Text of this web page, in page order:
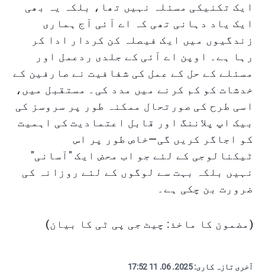
ایک تکنیکی مسئلہ نہیں تھا، بلکہ یہ بھی
ایک یاد دہانی تھی کہ اے آئی آج ہماری
زندگیوں میں ایک فیصلہ کن کردار ادا کر
رہا ہے۔ اوپن اے آئی کے جلدی ردعمل اور
مسئلے کے حل کے عمل کی شفافیت نے صارفین کے
خدشات کو کم کرنے میں مدد کی۔ مستقبل میں،
اسی طرح کی صورتحال ممکنہ طور پر سروسز کی
بیک اپ پلاننگ اور قابل اعتمادیت کی اہمیت
کو اجاگر کریں گی—خاص طور پر اس
ٹیکنالوجی کے لئے جو اب محض ایک "آسانی"
نہیں بلکہ بہت سے لوگوں کے لئے روزانہ کی
ضرورت بن چکی ہے۔
(مضمون کا ماخذ: چیٹ جی پی ٹی کا بیان)
آخری تازہ کاری:2025. 06. 11 17:52